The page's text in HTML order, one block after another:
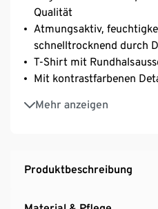
Qualität
Atmungsaktiv,
schnelltrocknend durch
T-Shirt mit
Mit kontrastfarbenen
Mehr anzeigen
In melierter Optik
Produktbeschreibung